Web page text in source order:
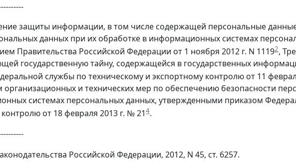
защиты информации, в том числе содержащей персональные
данных при их обработке в информационных системах
Правительства Российской Федерации от 1 ноября 2012 г. N 11192,
государственную тайну, содержащейся в государственных
службы по техническому и экспортному контролю от 11
организационных и технических мер по обеспечению безопасности
системах персональных данных, утвержденными приказом
от 18 февраля 2013 г. № 214.
Российской Федерации, 2012, N 45, ст. 6257.